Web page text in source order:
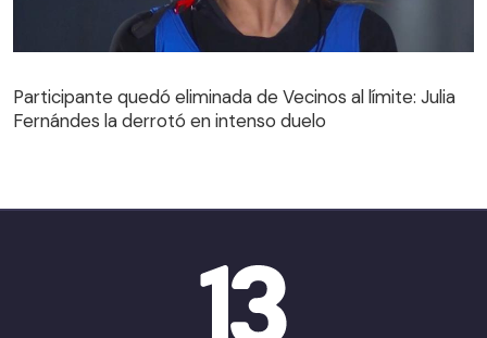
Fernándes la derrotó en intenso duelo
Participante quedó eliminada de Vecinos al límite: Julia
Fernándes la derrotó en intenso duelo